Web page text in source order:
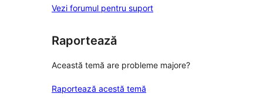
Vezi forumul pentru suport
Raportează
Această temă are probleme majore?
Raportează acestă temă